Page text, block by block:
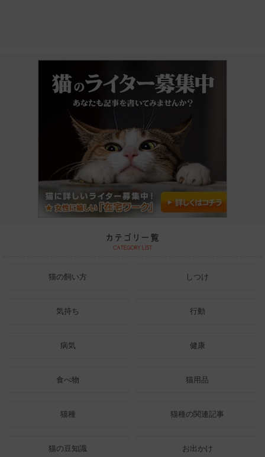
猫の飼い方 しつけ
気持ち 行動
病気 健康
食べ物 猫用品
猫種 猫種の関連記事
猫の豆知識 お出かけ